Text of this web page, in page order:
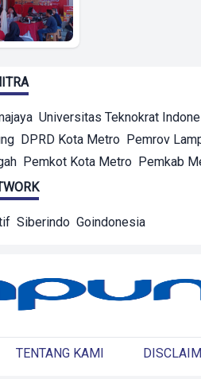
Universitas Teknokrat
DPRD Kota Metro Pemrov
Pemkot Kota Metro Pemkab
Siberindo Goindonesia
TENTANG KAMI